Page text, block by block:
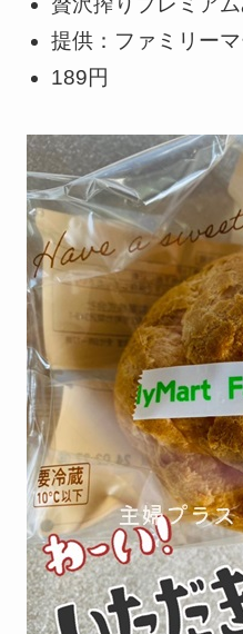
提供：ファミリーマ
189円